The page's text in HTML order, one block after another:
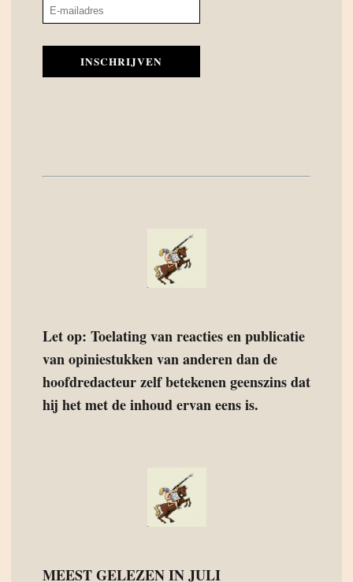
INSCHRIJVEN
Let op: Toelating van reacties en publicatie
van opiniestukken van anderen dan de
hoofdredacteur zelf betekenen geenszins dat
hij het met de inhoud ervan eens is.
MEEST GELEZEN IN JULI